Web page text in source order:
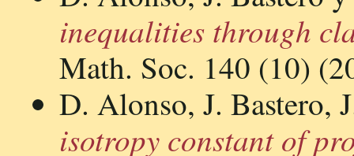
inequalities through
Math. Soc. 140 (10)
D. Alonso, J. Bastero,
isotropy constant of